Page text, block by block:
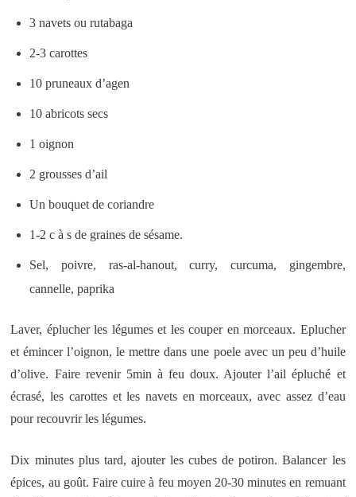
3 navets ou rutabaga
2-3 carottes
10 pruneaux d’agen
10 abricots secs
1 oignon
2 grousses d’ail
Un bouquet de coriandre
1-2 c à s de graines de sésame.
Sel, poivre, ras-al-hanout, curry, curcuma, gingembre,
cannelle, paprika
Laver, éplucher les légumes et les couper en morceaux. Eplucher
et émincer l’oignon, le mettre dans une poele avec un peu d’huile
d’olive. Faire revenir 5min à feu doux. Ajouter l’ail épluché et
écrasé, les carottes et les navets en morceaux, avec assez d’eau
pour recouvrir les légumes.
Dix minutes plus tard, ajouter les cubes de potiron. Balancer les
épices, au goût. Faire cuire à feu moyen 20-30 minutes en remuant